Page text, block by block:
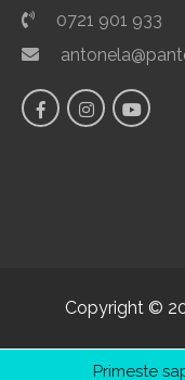
0721 901 933
Copyright ©
Primeste